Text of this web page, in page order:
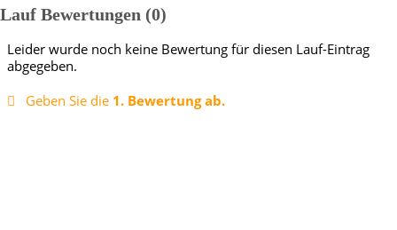
Lauf Bewertungen 0
Leider wurde noch keine Bewertung für diesen Lauf-Eintrag
abgegeben.
Geben Sie die 1. Bewertung ab.